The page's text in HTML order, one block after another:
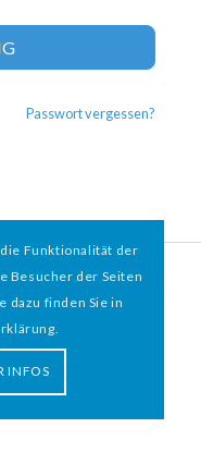
Passwort vergessen?
BY WEBIGAMI
Funktionalität der
Besucher der Seiten
dazu finden Sie in
INFOS